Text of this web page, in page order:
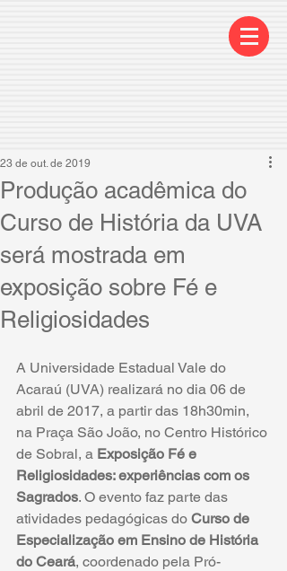
Produção acadêmica do
Curso de História da UVA
será mostrada em
exposição sobre Fé e
Religiosidades
23 de out. de 2019
A Universidade Estadual Vale do
Acaraú (UVA) realizará no dia 06 de
abril de 2017, a partir das 18h30min,
na Praça São João, no Centro Histórico
de Sobral, a Exposição Fé e
Religiosidades: experiências com os
Sagrados. O evento faz parte das
atividades pedagógicas do Curso de
Especialização em Ensino de História
do Ceará, coordenado pela Pró-